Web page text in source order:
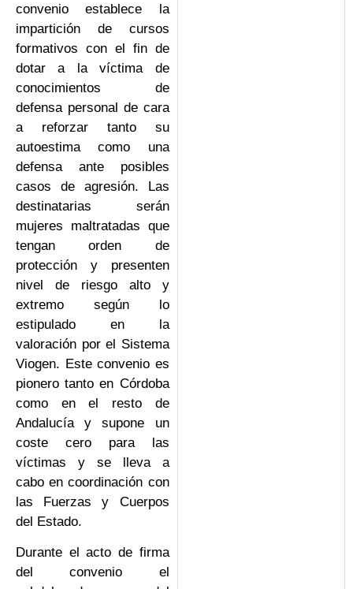
convenio establece la
impartición de cursos
formativos con el fin de
dotar a la víctima de
conocimientos de
defensa personal de cara
a reforzar tanto su
autoestima como una
defensa ante posibles
casos de agresión. Las
destinatarias serán
mujeres maltratadas que
tengan orden de
protección y presenten
nivel de riesgo alto y
extremo según lo
estipulado en la
valoración por el Sistema
Viogen. Este convenio es
pionero tanto en Córdoba
como en el resto de
Andalucía y supone un
coste cero para las
víctimas y se lleva a
cabo en coordinación con
las Fuerzas y Cuerpos
del Estado.
Durante el acto de firma
del convenio el